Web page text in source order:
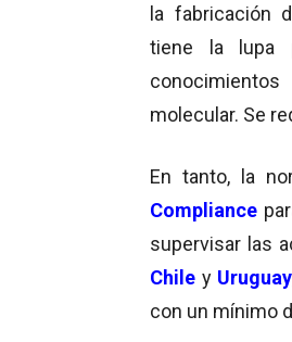
la fabricación
tiene la lupa
molecular. Se
En tanto, la
Compliance
supervisar las
Chile y Uruguay
con un mínimo